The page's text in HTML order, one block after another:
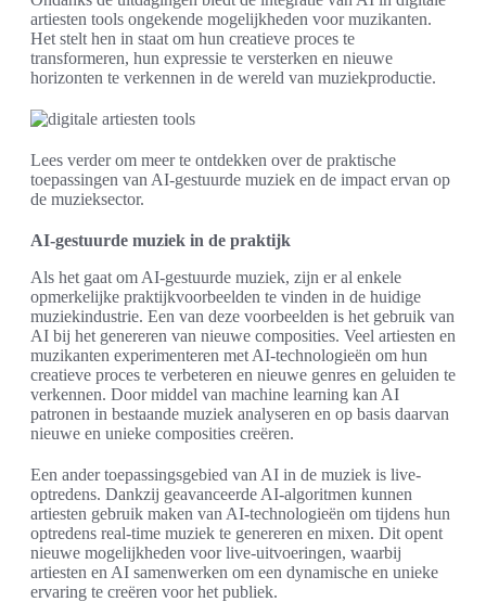
artiesten tools ongekende mogelijkheden voor muzikanten.
Het stelt hen in staat om hun creatieve proces te
transformeren, hun expressie te versterken en nieuwe
horizonten te verkennen in de wereld van muziekproductie.
Lees verder om meer te ontdekken over de praktische
toepassingen van AI-gestuurde muziek en de impact ervan op
de muzieksector.
AI-gestuurde muziek in de praktijk
Als het gaat om AI-gestuurde muziek, zijn er al enkele
opmerkelijke praktijkvoorbeelden te vinden in de huidige
muziekindustrie. Een van deze voorbeelden is het gebruik van
AI bij het genereren van nieuwe composities. Veel artiesten en
muzikanten experimenteren met AI-technologieën om hun
creatieve proces te verbeteren en nieuwe genres en geluiden te
verkennen. Door middel van machine learning kan AI
patronen in bestaande muziek analyseren en op basis daarvan
nieuwe en unieke composities creëren.
Een ander toepassingsgebied van AI in de muziek is live-
optredens. Dankzij geavanceerde AI-algoritmen kunnen
artiesten gebruik maken van AI-technologieën om tijdens hun
optredens real-time muziek te genereren en mixen. Dit opent
nieuwe mogelijkheden voor live-uitvoeringen, waarbij
artiesten en AI samenwerken om een dynamische en unieke
ervaring te creëren voor het publiek.